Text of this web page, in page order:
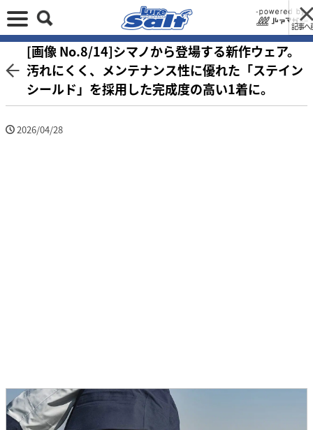
記事へ
[画像 No.8/14]シマノから登場する新作ウェア。
汚れにくく、メンテナンス性に優れた「ステイン
シールド」を採用した完成度の高い1着に。
2026/04/28